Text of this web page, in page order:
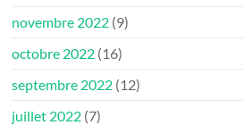
novembre 2022 (9)
octobre 2022 (16)
septembre 2022 (12)
juillet 2022 (7)